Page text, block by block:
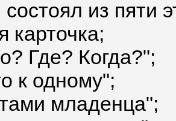
из пяти
карточка;
Где? Когда?";
к одному";
младенца";